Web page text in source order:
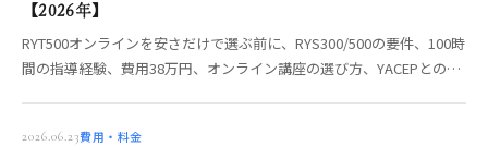
【2026年】
RYT500オンラインを安さだけで選ぶ前に、RYS300/500の要件、100時
間の指導経験、費用38万円、オンライン講座の選び方、YACEPとの違
2026.06.23費用・料金